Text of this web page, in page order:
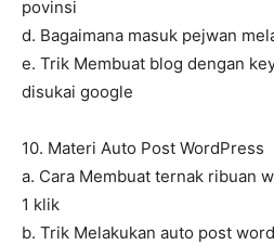
povinsi
d. Bagaimana masuk pejwan
e. Trik Membuat blog dengan
disukai google
10. Materi Auto Post WordPress
a. Cara Membuat ternak ribuan
1 klik
b. Trik Melakukan auto post